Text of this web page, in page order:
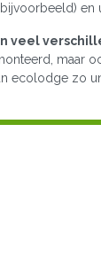
en
veel
maar
ecolodge zo